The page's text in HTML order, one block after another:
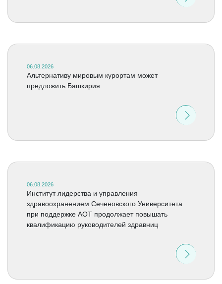
06.08.2026
Альтернативу мировым курортам может
предложить Башкирия
06.08.2026
Институт лидерства и управления
здравоохранением Сеченовского Университета
при поддержке АОТ продолжает повышать
квалификацию руководителей здравниц